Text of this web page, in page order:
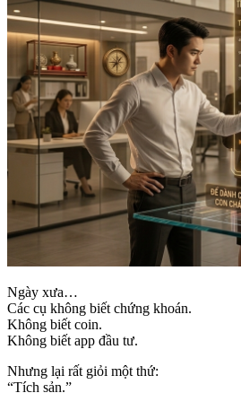
Ngày xưa…
Các cụ không biết chứng khoán.
Không biết coin.
Không biết app đầu tư.
Nhưng lại rất giỏi một thứ:
“Tích sản.”